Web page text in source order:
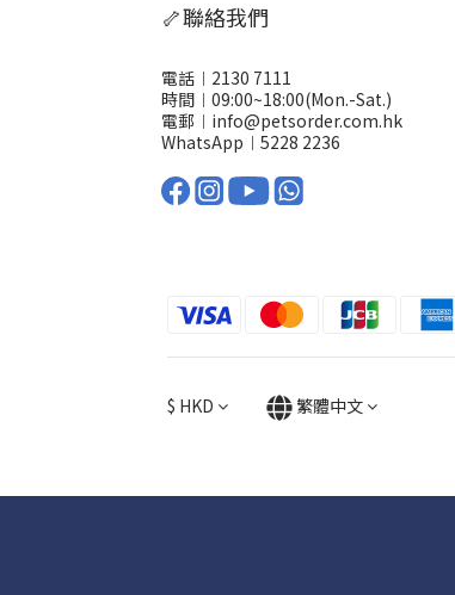
🦴聯絡我們
電話︱2130 7111
時間︱09:00~18:00(Mon.-Sat.)
電郵︱info@petsorder.com.hk
WhatsApp︱ 5228 2236
$ HKD 繁體中文